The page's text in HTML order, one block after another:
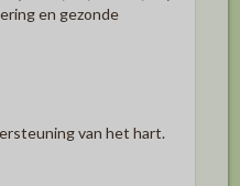
en gezonde
van het hart.